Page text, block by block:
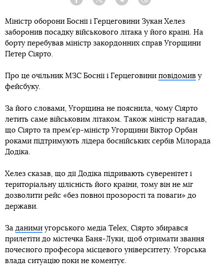
Facebook Twitter Telegram
Міністр оборони Боснії і Герцеговини Зукан Хелез
заборонив посадку військового літака у його країні. На
борту перебував міністр закордонних справ Угорщини
Петер Сіярто.
Про це очільник МЗС Боснії і Герцеговини повідомив у
фейсбуку.
За його словами, Угорщина не пояснила, чому Сіярто
летить саме військовим літаком. Також міністр нагадав,
що Сіярто та прем’єр-міністр Угорщини Віктор Орбан
роками підтримують лідера боснійських сербів Мілорада
Додіка.
Хелез сказав, що дії Додіка підривають суверенітет і
територіальну цілісність його країни, тому він не міг
дозволити рейс «без повної прозорості та поваги» до
держави.
За даними угорського медіа Telex, Сіярто збирався
прилетіти до містечка Баня-Луки, щоб отримати звання
почесного професора місцевого університету. Угорська
влада ситуацію поки не коментує.